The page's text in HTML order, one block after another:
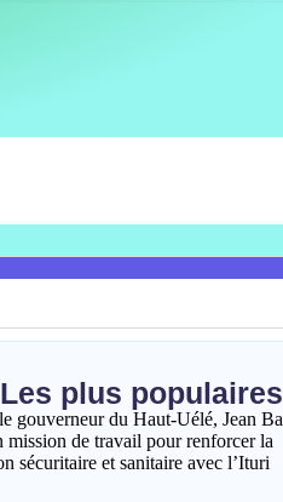
Les plus populaires